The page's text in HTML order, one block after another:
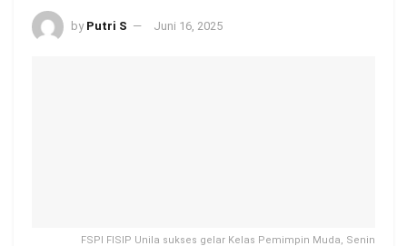
by Putri S Juni 16, 2025
FSPI FISIP Unila sukses gelar Kelas Pemimpin Muda, Senin